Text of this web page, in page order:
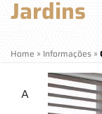
Jardins
Home » Informações »
A